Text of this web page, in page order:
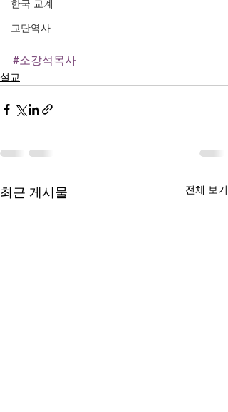
한국 교계
교단역사
#소강석목사
설교
최근 게시물 전체 보기